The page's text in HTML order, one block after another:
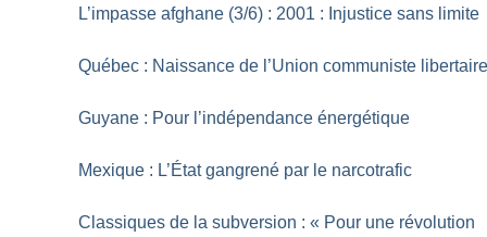
L’impasse afghane (3/6) : 2001 : Injustice sans limite
Québec : Naissance de l’Union communiste
Guyane : Pour l’indépendance énergétique
Mexique : L’État gangrené par le narcotrafic
Classiques de la subversion : « Pour une révolution